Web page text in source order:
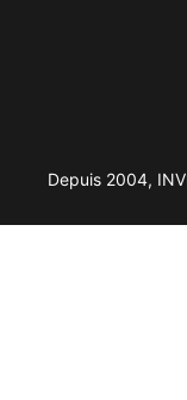
Depuis 2004,